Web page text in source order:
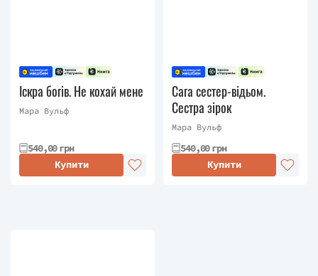
Іскра богів. Не кохай мене
Мара Вульф
540,00 грн
Купити
Сага сестер-відьом.
Сестра зірок
Мара Вульф
540,00 грн
Купити